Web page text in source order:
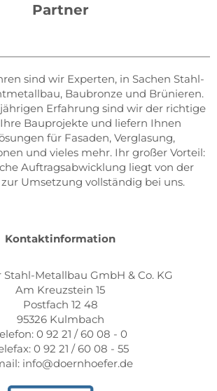
Partner
sind wir Experten, in Sachen Stahl-
Baubronze und Brünieren.
Erfahrung sind wir der richtige
Bauprojekte und liefern Ihnen
für Fasaden, Verglasung,
und vieles mehr. Ihr großer Vorteil:
Auftragsabwicklung liegt von der
Umsetzung vollständig bei uns.
Kontaktinformation
Stahl-Metallbau GmbH & Co. KG
Am Kreuzstein 15
Postfach 12 48
95326 Kulmbach
0 92 21 / 60 08 - 0
0 92 21 / 60 08 - 55
info@doernhoefer.de